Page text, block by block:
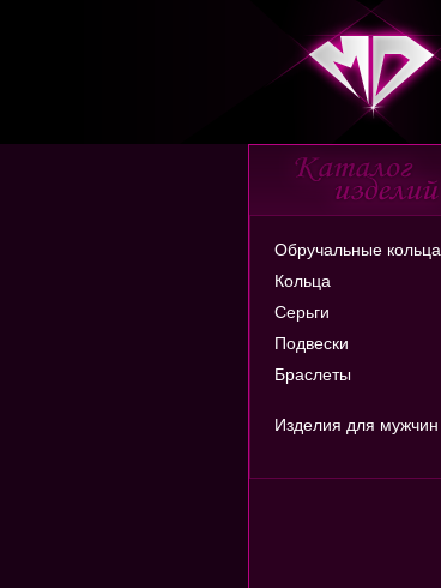
Обручальные кольца
Кольца
Серьги
Подвески
Браслеты
Изделия для мужчин